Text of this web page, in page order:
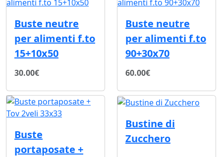
Buste neutre
per alimenti f.to
15+10x50
30.00€
Buste neutre
per alimenti f.to
90+30x70
60.00€
Buste
portaposate +
Bustine di
Zucchero